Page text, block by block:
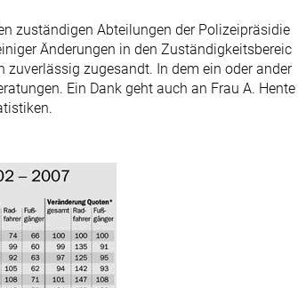
zuständigen Abteilungen der Polizeipräsidie
Änderungen in den Zuständigkeitsbereic
zuverlässig zugesandt. In dem ein oder ander
Ein Dank geht auch an Frau A. Hente